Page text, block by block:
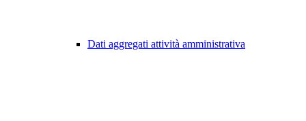
Dati aggregati attività amministrativa